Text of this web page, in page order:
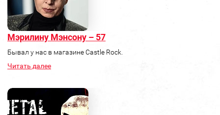
Мэрилину Мэнсону – 57
Бывал у нас в магазине Castle Rock.
Читать далее